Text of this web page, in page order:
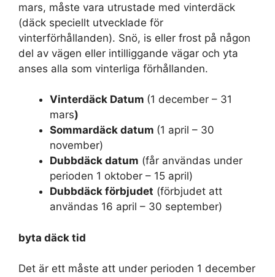
mars, måste vara utrustade med vinterdäck
(däck speciellt utvecklade för
vinterförhållanden). Snö, is eller frost på någon
del av vägen eller intilliggande vägar och yta
anses alla som vinterliga förhållanden.
Vinterdäck Datum (1 december – 31
mars)
Sommardäck datum (1 april – 30
november)
Dubbdäck datum (får användas under
perioden 1 oktober – 15 april)
Dubbdäck förbjudet (förbjudet att
användas 16 april – 30 september)
byta däck tid
Det är ett måste att under perioden 1 december